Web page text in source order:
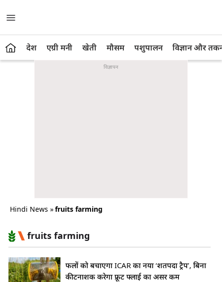
देश एग्री मनी खेती मौसम पशुपालन विज्ञान और
Hindi News »fruits farming
fruits farming
फलों को बचाएगा ICAR का नया ‘शतपदा ट्रैप’, बिना
कीटनाशक करेगा फ्रूट फ्लाई का असर कम